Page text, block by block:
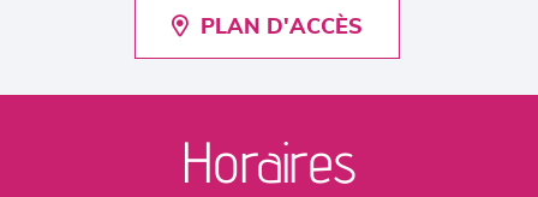
PLAN D'ACCÈS
Horaires